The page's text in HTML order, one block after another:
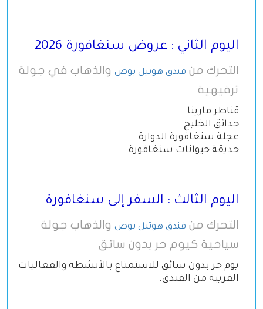
اليوم الثاني : عروض سنغافورة 2026
التحرك من فندق هوتيل بوص والذهاب في جولة
ترفيهية
قناطر مارينا
حدائق الخليج
عجلة سنغافورة الدوارة
حديقة حيوانات سنغافورة
اليوم الثالث : السفر إلى سنغافورة
التحرك من فندق هوتيل بوص والذهاب جولة
سياحية كيوم حر بدون سائق
يوم حر بدون سائق للاستمتاع بالأنشطة والفعاليات
القريبة من الفندق.